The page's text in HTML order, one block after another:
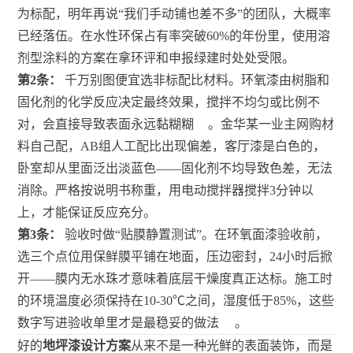
为标配，明年再说“我们手动铺也差不多”的团队，大概率
已经落伍。在水性环保占有率突破60%的年份里，使用溶
剂型涂料的方案在拿环评和申报绿建时处处受限。
第2条：
千万别图便宜选非标配比材料。环氧漆由树脂和
固化剂的化学反应决定最终效果，搅拌不均匀或比例不
对，会直接导致表面永远黏糊糊
。金华某一业主网购材
料自己配，AB组人工配比出现偏差，客厅漆是白色的，
卧室却从里面泛出淡蓝色——固化剂不均导致色差，无法
消除。严格按说明书称重，用电动搅拌器搅拌3分钟以
上，才能保证反应充分。
第3条：
验收时做“贴膜静置测试”。在环氧面漆验收前，
选三个点位用保鲜膜平铺在地面，压边密封，24小时后掀
开——膜内无水珠才意味着底层干燥度真正达标。施工时
的环境温度必须保持在10-30℃之间，湿度低于85%，这些
数字写进验收单里才是最稳妥的做法
。
好的地坪漆设计方案从来不是一种光鲜的表面装饰，而是